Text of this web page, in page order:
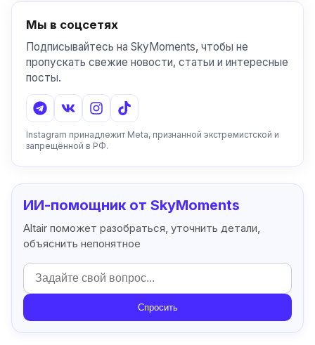
Мы в соцсетях
Подписывайтесь на SkyMoments, чтобы не
пропускать свежие новости, статьи и интересные
посты.
Instagram принадлежит Meta, признанной экстремистской и
запрещённой в РФ.
ИИ-помощник от SkyMoments
Altair поможет разобраться, уточнить детали,
объяснить непонятное
Спросить